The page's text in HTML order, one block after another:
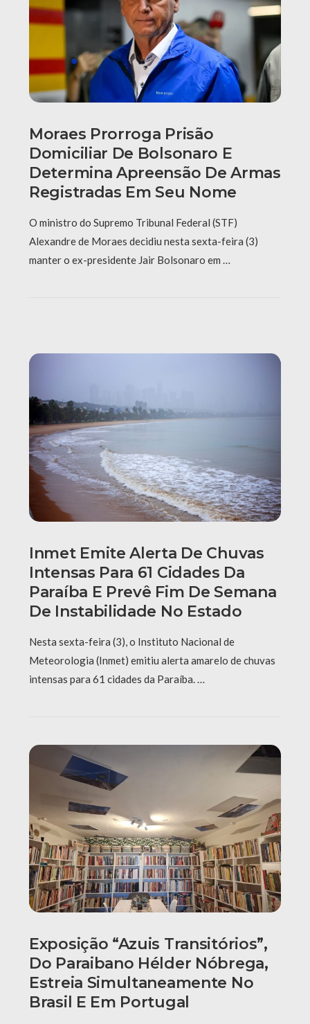
Moraes Prorroga Prisão
Domiciliar De Bolsonaro E
Determina Apreensão De Armas
Registradas Em Seu Nome
O ministro do Supremo Tribunal Federal (STF)
Alexandre de Moraes decidiu nesta sexta-feira (3)
manter o ex-presidente Jair Bolsonaro em …
Inmet Emite Alerta De Chuvas
Intensas Para 61 Cidades Da
Paraíba E Prevê Fim De Semana
De Instabilidade No Estado
Nesta sexta-feira (3), o Instituto Nacional de
Meteorologia (Inmet) emitiu alerta amarelo de chuvas
intensas para 61 cidades da Paraíba. …
Exposição “Azuis Transitórios”,
Do Paraibano Hélder Nóbrega,
Estreia Simultaneamente No
Brasil E Em Portugal